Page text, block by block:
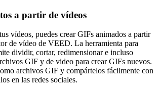
a partir de vídeos
vídeos, puedes crear GIFs animados a partir
de vídeo de VEED. La herramienta para
dividir, cortar, redimensionar e incluso
GIF y de video para crear GIFs nuevos.
archivos GIF y compártelos fácilmente con
en las redes sociales.